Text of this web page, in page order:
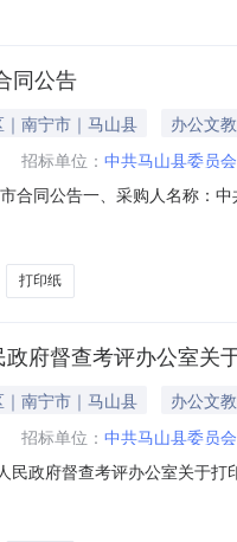
同公告
南宁市｜马山县
办公文教
招标单位： 中共马山县委员
合同公告一、采购人名称：
特级小钢炮70克/A4(6包
打印纸
府督查考评办公室关
南宁市｜马山县
办公文教
招标单位： 中共马山县委员
民政府督查考评办公室关于
目编号